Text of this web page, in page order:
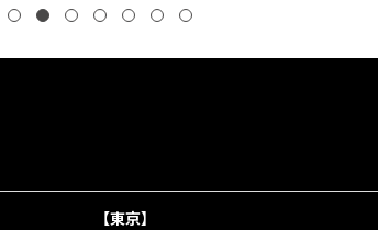
【東京】